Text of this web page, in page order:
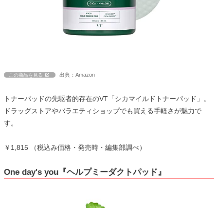
この商品を見る 出典：Amazon
トナーパッドの先駆者的存在のVT「シカマイルドトナーパッド」。
ドラッグストアやバラエティショップでも買える手軽さが魅力で
す。
￥1,815 （税込み価格・発売時・編集部調べ）
One day's you『ヘルプミーダクトパッド』